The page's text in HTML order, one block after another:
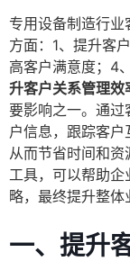
专用设备制造行
方面：1、提升客
高客户满意度；4
升客户关系管理效
要影响之一。通
户信息，跟踪客户
从而节省时间和
工具，可以帮助企
略，最终提升整体
一、提升